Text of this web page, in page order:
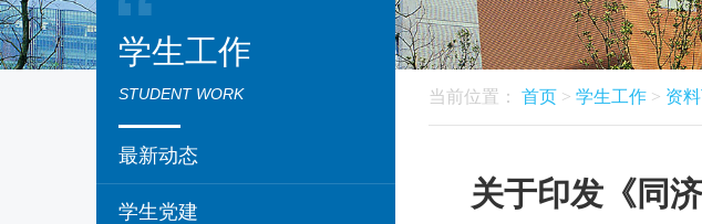
学生工作
STUDENT WORK
最新动态
学生党建
当前位置： 首页 > 学生工作 > 资
关于印发《同